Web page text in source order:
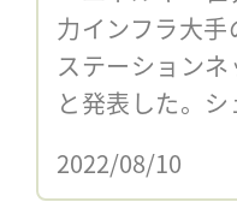
力インフラ大
ステーション
と発表した。
2022/08/10